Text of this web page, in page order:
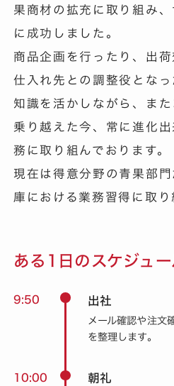
果商材の拡充に取り組み
に成功しました。
商品企画を行ったり、出
仕入れ先との調整役とな
知識を活かしながら、ま
乗り越えた今、常に進化
務に取り組んでおります。
現在は得意分野の青果部
庫における業務習得に取り
ある1日のスケジュー
9:50 出社
メール確認や注文
を整理します。
10:00 朝礼